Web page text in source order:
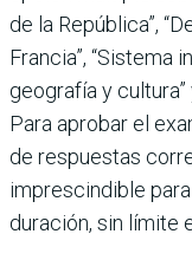
de la República”,
Francia”, “Sistema
geografía y cultura”
Para aprobar el
de respuestas
imprescindible
duración, sin límite